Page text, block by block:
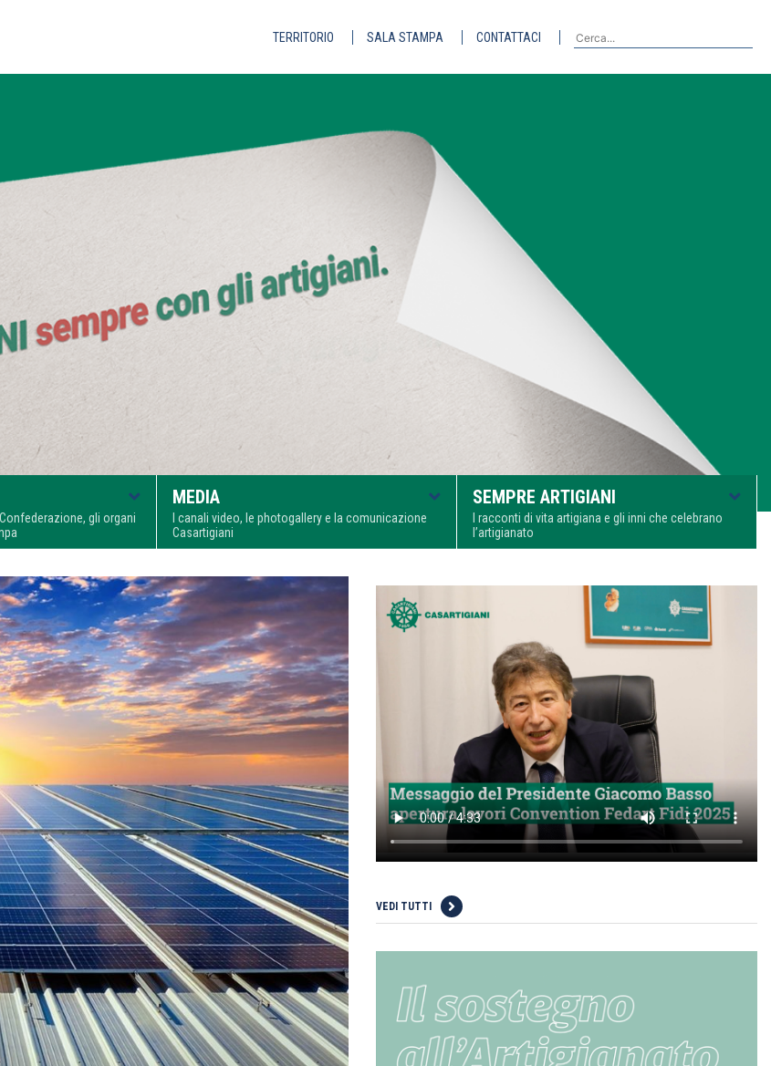
TERRITORIO SALA STAMPA CONTATTACI
gli organi
MEDIA
I canali video, le photogallery e la comunicazione
Casartigiani
SEMPRE ARTIGIANI
I racconti di vita artigiana e gli inni che celebrano
l’artigianato
VEDI TUTTI